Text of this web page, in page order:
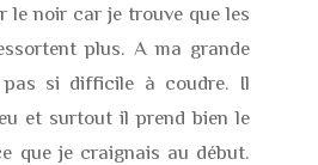
le noir car je trouve que les
plus. A ma grande
pas si difficile à coudre. Il
et surtout il prend bien le
que je craignais au début.